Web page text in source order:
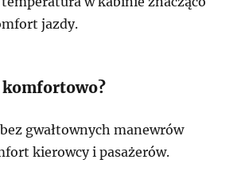
jazdy.
komfortowo?
gwałtownych manewrów
kierowcy i pasażerów.